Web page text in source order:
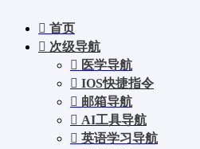
首页
次级导航
医学导航
IOS快捷指令
邮箱导航
AI工具导航
英语学习导航